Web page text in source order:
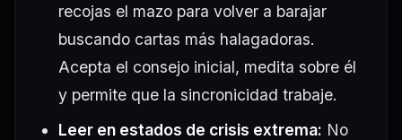
recojas el mazo para volver a barajar
buscando cartas más halagadoras.
Acepta el consejo inicial, medita sobre él
y permite que la sincronicidad trabaje.
Leer en estados de crisis extrema: No